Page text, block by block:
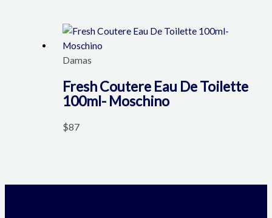
Damas
Fresh Coutere Eau De Toilette
100ml- Moschino
$87